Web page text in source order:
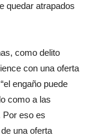
quedar atrapados
como delito
con una oferta
engaño puede
como a las
Por eso es
una oferta